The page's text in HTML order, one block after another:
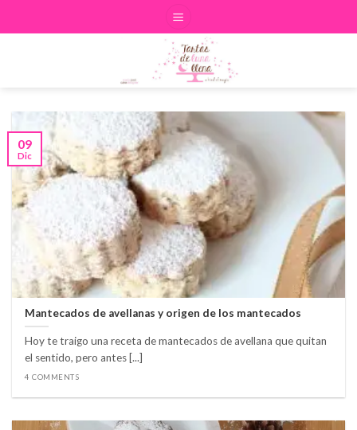
Mantecados de avellanas y origen de los mantecados
Hoy te traigo una receta de mantecados de avellana que quitan
el sentido, pero antes [...]
4 COMMENTS
09
Dic